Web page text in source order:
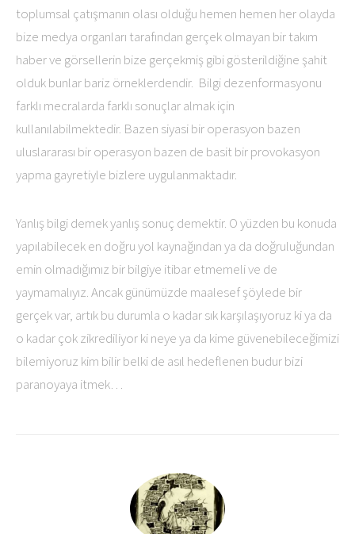
toplumsal çatışmanın olası olduğu hemen hemen her olayda
bize medya organları tarafından gerçek olmayan bir takım
haber ve görsellerin bize gerçekmiş gibi gösterildiğine şahit
olduk bunlar bariz örneklerdendir. Bilgi dezenformasyonu
farklı mecralarda farklı sonuçlar almak için
kullanılabilmektedir. Bazen siyasi bir operasyon bazen
uluslararası bir operasyon bazen de basit bir provokasyon
yapma gayretiyle bizlere uygulanmaktadır.
Yanlış bilgi demek yanlış sonuç demektir. O yüzden bu konuda
yapılabilecek en doğru yol kaynağından ya da doğruluğundan
emin olmadığımız bir bilgiye itibar etmemeli ve de
yaymamalıyız. Ancak günümüzde maalesef şöylede bir
gerçek var, artık bu durumla o kadar sık karşılaşıyoruz ki ya da
o kadar çok zikrediliyor ki neye ya da kime güvenebileceğimizi
bilemiyoruz kim bilir belki de asıl hedeflenen budur bizi
paranoyaya itmek…